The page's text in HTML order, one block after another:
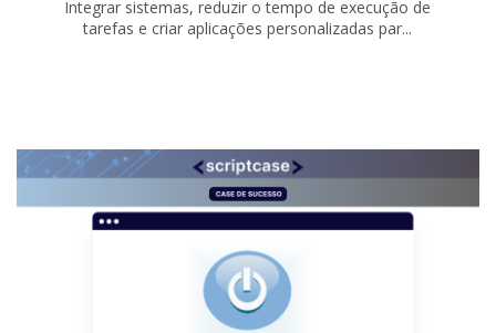
Integrar sistemas, reduzir o tempo de execução de
tarefas e criar aplicações personalizadas par...